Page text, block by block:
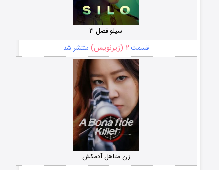
سیلو فصل ۳
قسمت ۲ (زیرنویس) منتشر شد
زن متاهل آدمکش